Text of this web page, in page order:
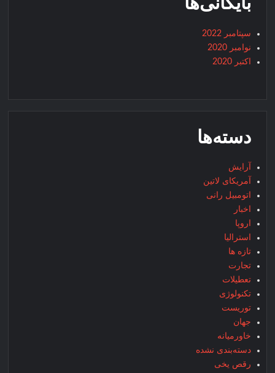
سپتامبر 2022
نوامبر 2020
اکتبر 2020
دسته‌ها
آرایش
آمریکای لاتین
اتومبیل رانی
اخبار
اروپا
استرالیا
تازه ها
تجارت
تعطیلات
تکنولوژی
توریست
جهان
خاورمیانه
دسته‌بندی نشده
رقص یخی